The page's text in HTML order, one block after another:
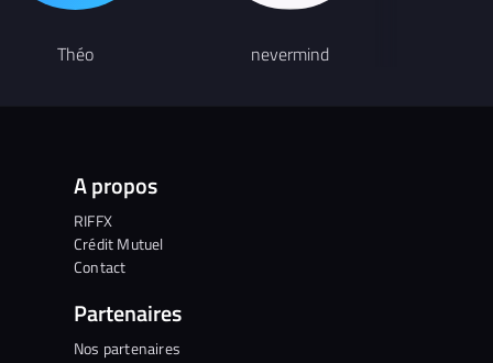
Théo nevermind
A propos
RIFFX
Crédit Mutuel
Contact
Partenaires
Nos partenaires